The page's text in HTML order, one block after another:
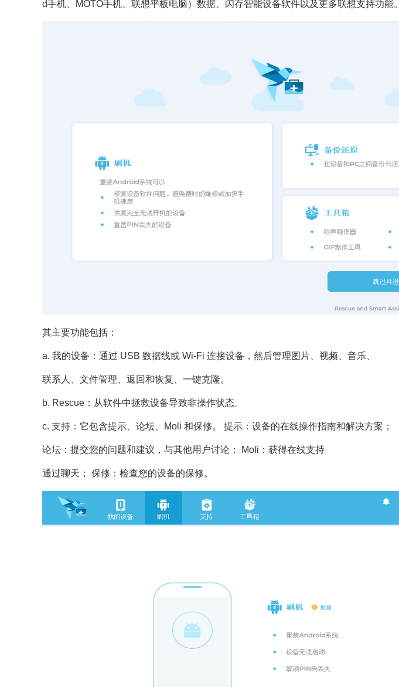
d手机、MOTO手机、联想平板电脑）数据、闪存智能设备软件以及更多联想支持功能。
其主要功能包括：
a. 我的设备：通过 USB 数据线或 Wi-Fi 连接设备，然后管理图片、视频、音乐、
联系人、文件管理、返回和恢复、一键克隆。
b. Rescue：从软件中拯救设备导致非操作状态。
c. 支持：它包含提示、论坛、Moli 和保修。 提示：设备的在线操作指南和解决方案；
论坛：提交您的问题和建议，与其他用户讨论； Moli：获得在线支持
通过聊天； 保修：检查您的设备的保修。